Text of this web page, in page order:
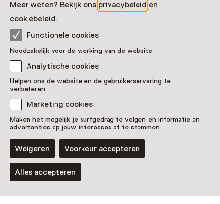
Meer weten? Bekijk ons privacybeleid en
cookiebeleid.
Functionele cookies
Noodzakelijk voor de werking van de website
Analytische cookies
Helpen ons de website en de gebruikerservaring te
verbeteren
Marketing cookies
Maken het mogelijk je surfgedrag te volgen en informatie en
advertenties op jouw interesses af te stemmen
Weigeren Voorkeur accepteren
Alles accepteren
Route plannen Opent in een nieuw tabblad
Vandaag open van 10:00 tot 17:00 uur
Zien & doen in
Rijksmuseum Muiderslot